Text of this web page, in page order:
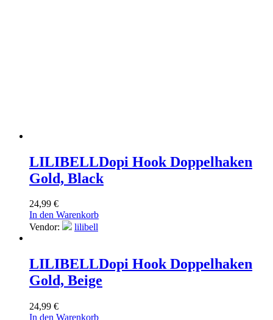
LILIBELLDopi Hook Doppelhaken
Gold, Black
24,99 €
In den Warenkorb
Vendor:
lilibell
LILIBELLDopi Hook Doppelhaken
Gold, Beige
24,99 €
In den Warenkorb